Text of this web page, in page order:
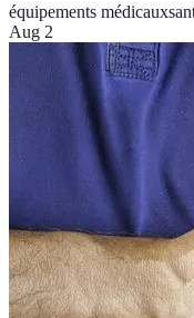
équipements médicaux
Aug 2